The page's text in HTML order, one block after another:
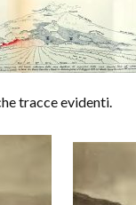
tracce evidenti.